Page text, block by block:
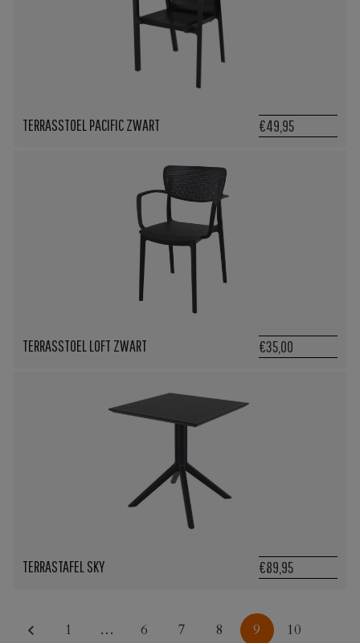
TERRASSTOEL PACIFIC ZWART €49,95
TERRASSTOEL LOFT ZWART €35,00
TERRASTAFEL SKY €89,95
1 … 6 7 8 9 10